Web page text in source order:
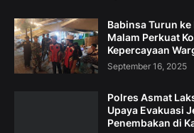
Babinsa Turun
Malam Perkuat
Kepercayaan
September 16, 2025
Polres Asmat
Upaya Evakuasi
Penembakan di